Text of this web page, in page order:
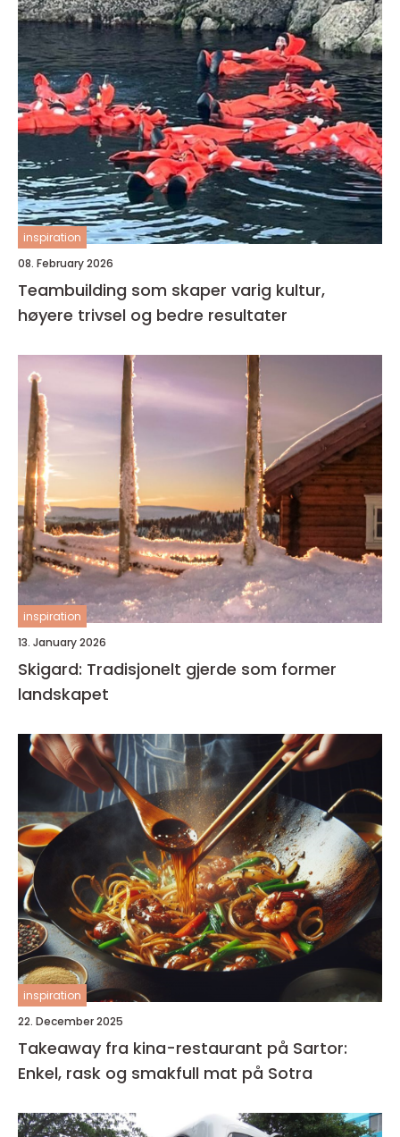
inspiration
08. February 2026
Teambuilding som skaper varig kultur,
høyere trivsel og bedre resultater
inspiration
13. January 2026
Skigard: Tradisjonelt gjerde som former
landskapet
inspiration
22. December 2025
Takeaway fra kina-restaurant på Sartor:
Enkel, rask og smakfull mat på Sotra